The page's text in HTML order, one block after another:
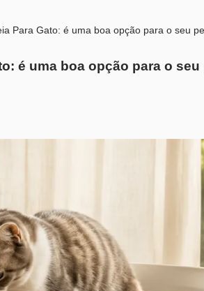
Para Gato: é uma boa opção para o seu
é uma boa opção para o seu